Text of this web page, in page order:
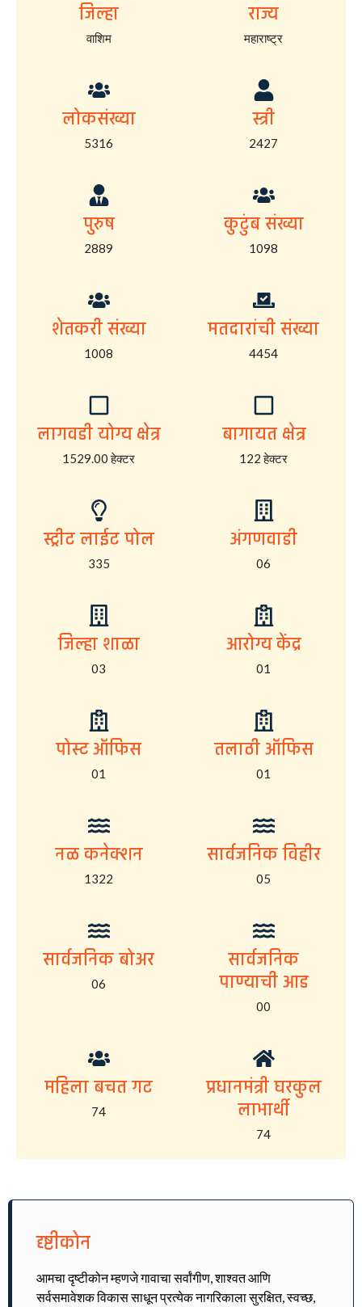
जिल्हा
वाशिम
राज्य
महाराष्ट्र
लोकसंख्या
5316
स्त्री
2427
पुरुष
2889
कुटुंब संख्या
1098
शेतकरी संख्या
1008
मतदारांची संख्या
4454
लागवडी योग्य क्षेत्र
1529.00 हेक्टर
बागायत क्षेत्र
122 हेक्टर
स्ट्रीट लाईट पोल
335
अंगणवाडी
06
जिल्हा शाळा
03
आरोग्य केंद्र
01
पोस्ट ऑफिस
01
तलाठी ऑफिस
01
नळ कनेक्शन
1322
सार्वजनिक विहीर
05
सार्वजनिक बोअर
06
सार्वजनिक
पाण्याची आड
00
महिला बचत गट
74
प्रधानमंत्री घरकुल
लाभार्थी
74
दृष्टीकोन
आमचा दृष्टीकोन म्हणजे गावाचा सर्वांगीण, शाश्वत आणि
सर्वसमावेशक विकास साधून प्रत्येक नागरिकाला सुरक्षित, स्वच्छ,